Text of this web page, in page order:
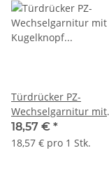
Türdrücker PZ-
Wechselgarnitur mit
Kugelknopf
Häfele Startec Modell
18,57 € *
18,57 € pro 1 Stk.